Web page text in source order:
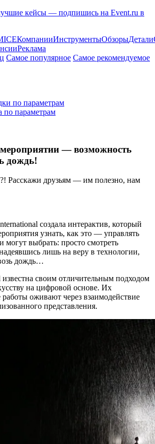
кейсы — подпишись на Event.ru в
КомпанииИнструментыОбзорыДетали
Реклама
Самое популярное Самое рекомендуемое
по параметрам
по параметрам
— возможность
дождь!
Расскажи друзьям — им полезно, нам
создала интерактив, который
узнать, как это — управлять
могут выбрать: просто смотреть
лишь на веру в технологии,
дождь…
известна своим отличительным подходом
на цифровой основе. Их
оживают через взаимодействие
представления.